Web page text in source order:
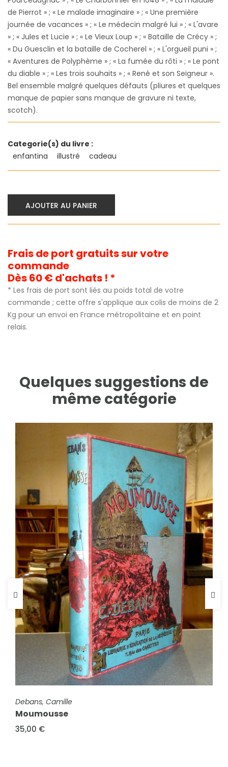
de Pierrot » ; « Le malade imaginaire » ; « Une première
journée de vacances » ; « Le médecin malgré lui » ; « L'avare
» ; « Jules et Lucie » ; « Le Vieux Loup » ; « Bataille de Crécy » ;
« Du Guesclin et la bataille de Cocherel » ; « L'orgueil puni » ;
« Aventures de Polyphème » ; « La fumée du rôti » ; « Le pont
du diable » ; « Les trois souhaits » ; « René et son Seigneur ».
Bel ensemble malgré quelques défauts (pliures et quelques
manque de papier sans manque de gravure ni texte,
scotch).
Categorie(s) du livre :
enfantina
illustré cadeau
AJOUTER AU PANIER
Frais de port gratuits sur votre
commande
Dès 60 € d'achats ! *
* Les frais de port sont liés au poids total de votre
commande ; cette offre s'applique aux colis de moins de 2
Kg pour un envoi en France métropolitaine et en point
relais.
Quelques suggestions de
même catégorie
FICHE COMPLÈTE
Debans, Camille
Moumousse
35,00 €
FICHE COMPLÈTE
Chéron de La Bruyère, Mme